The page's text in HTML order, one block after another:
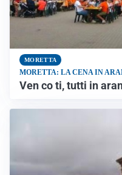
MORETTA
MORETTA: LA CENA IN
Ven co ti, tutti in